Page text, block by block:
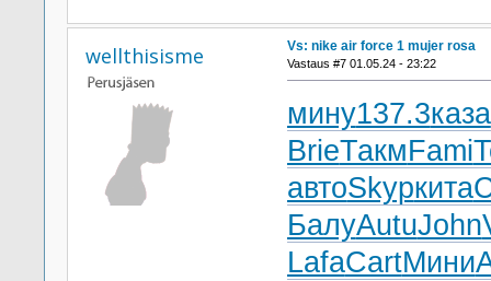
wellthisisme Vs: nike air force 1 mujer rosa
Vastaus #7 01.05.24 - 23:22
мину137.3каза
BrieТакмFami
автоSkypкита
БалуAutuJohn
LafaCartМини